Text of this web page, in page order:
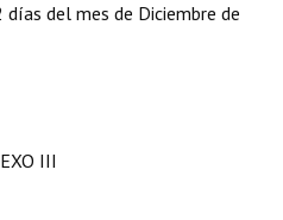
del mes de Diciembre de
III